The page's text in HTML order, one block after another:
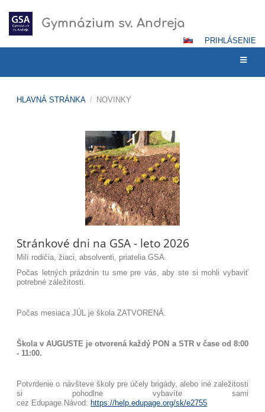
Gymnázium sv. Andreja
PRIHLÁSENIE
HLAVNÁ STRÁNKA / NOVINKY
Stránkové dni na GSA - leto 2026
Milí rodičia, žiaci, absolventi, priatelia GSA.
Počas letných prázdnin tu sme pre vás, aby ste si mohli vybaviť
potrebné záležitosti.
Počas mesiaca JÚL je škola ZATVORENÁ.
Škola v AUGUSTE je otvorená každý PON a STR v čase od 8:00
- 11:00.
Potvrdenie o návšteve školy pre účely brigády, alebo iné zaležitosti
si pohodlne vybavíte sami
cez Edupage. Návod: https://help.edupage.org/sk/e2755